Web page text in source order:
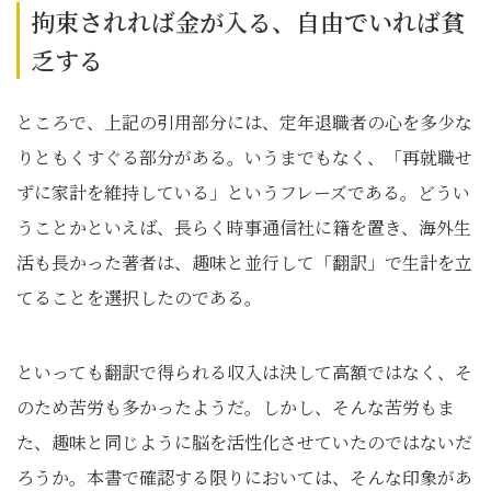
拘束されれば金が入る、自由でいれば貧
乏する
ところで、上記の引用部分には、定年退職者の心を多少な
りともくすぐる部分がある。いうまでもなく、「再就職せ
ずに家計を維持している」というフレーズである。どうい
うことかといえば、長らく時事通信社に籍を置き、海外生
活も長かった著者は、趣味と並行して「翻訳」で生計を立
てることを選択したのである。
といっても翻訳で得られる収入は決して高額ではなく、そ
のため苦労も多かったようだ。しかし、そんな苦労もま
た、趣味と同じように脳を活性化させていたのではないだ
ろうか。本書で確認する限りにおいては、そんな印象があ